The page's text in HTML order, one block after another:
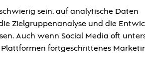
sein, auf analytische Daten
Zielgruppenanalyse und die
Auch wenn Social Media oft
fortgeschrittenes